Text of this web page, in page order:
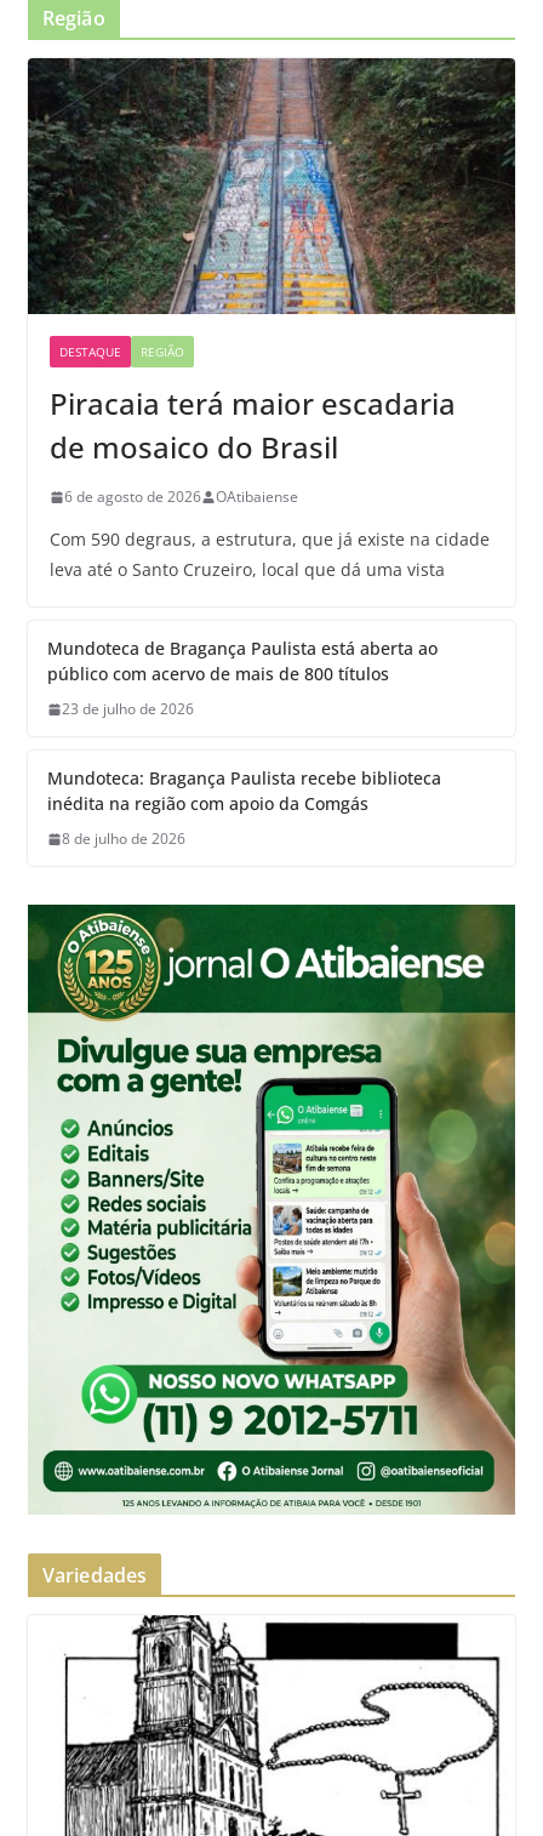
Região
DESTAQUE REGIÃO
Piracaia terá maior escadaria
de mosaico do Brasil
6 de agosto de 2026 OAtibaiense
Com 590 degraus, a estrutura, que já existe na cidade
leva até o Santo Cruzeiro, local que dá uma vista
Mundoteca de Bragança Paulista está aberta ao
público com acervo de mais de 800 títulos
23 de julho de 2026
Mundoteca: Bragança Paulista recebe biblioteca
inédita na região com apoio da Comgás
8 de julho de 2026
Variedades